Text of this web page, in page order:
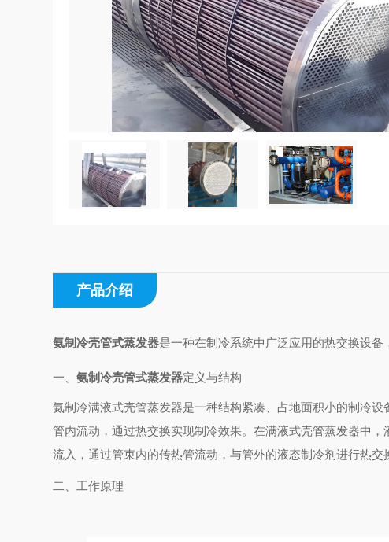
产品介绍
氨制冷壳管式蒸发器是一种在制冷系统中广泛应用的热交换设备
一、氨制冷壳管式蒸发器定义与结构
氨制冷满液式壳管蒸发器是一种结构紧凑、占地面积小的制冷
管内流动，通过热交换实现制冷效果。在满液式壳管蒸发器中
流入，通过管束内的传热管流动，与管外的液态制冷剂进行热交
二、工作原理